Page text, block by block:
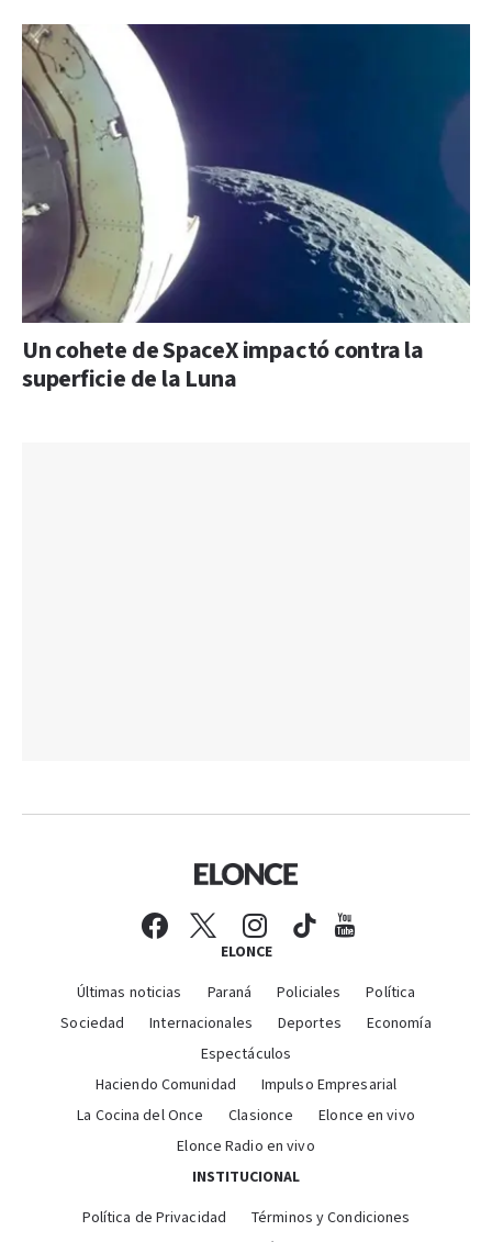
Un cohete de SpaceX impactó contra la
superficie de la Luna
ELONCE
Últimas noticias Paraná Policiales
Política
Sociedad
Internacionales Deportes
Economía
Espectáculos
Haciendo Comunidad
Impulso Empresarial
La Cocina del Once
Clasionce
Elonce en vivo
Elonce Radio en vivo
INSTITUCIONAL
Política de Privacidad
Términos y Condiciones